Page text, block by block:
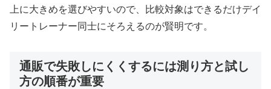
上に大きめを選びやすいので、比較対象はできるだけデイ
リートレーナー同士にそろえるのが賢明です。
通販で失敗しにくくするには測り方と試し
方の順番が重要